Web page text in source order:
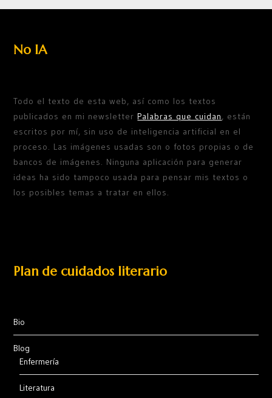
No IA
Todo el texto de esta web, así como los textos
publicados en mi newsletterPalabras que cuidan, están
escritos por mí, sin uso de inteligencia artificial en el
proceso. Las imágenes usadas son o fotos propias o de
bancos de imágenes. Ninguna aplicación para generar
ideas ha sido tampoco usada para pensar mis textos o
los posibles temas a tratar en ellos.
Plan de cuidados literario
Bio
Blog
Enfermería
Literatura